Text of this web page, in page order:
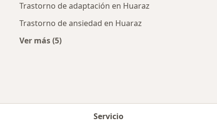
Trastorno de adaptación en Huaraz
Trastorno de ansiedad en Huaraz
Ver más (5)
Servicio